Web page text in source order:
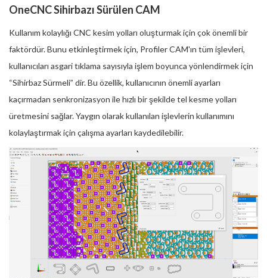
OneCNC Sihirbazı Sürülen CAM
Kullanım kolaylığı CNC kesim yolları oluşturmak için çok önemli bir
faktördür. Bunu etkinleştirmek için, Profiler CAM'ın tüm işlevleri,
kullanıcıları asgari tıklama sayısıyla işlem boyunca yönlendirmek için
“Sihirbaz Sürmeli” dir. Bu özellik, kullanıcının önemli ayarları
kaçırmadan senkronizasyon ile hızlı bir şekilde tel kesme yolları
üretmesini sağlar. Yaygın olarak kullanılan işlevlerin kullanımını
kolaylaştırmak için çalışma ayarları kaydedilebilir.